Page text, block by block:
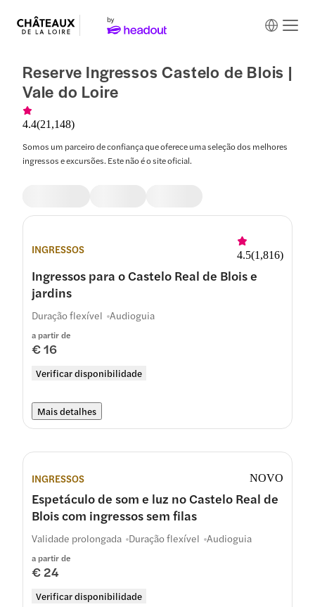
Reserve Ingressos Castelo de Blois |
Vale do Loire
4.4(21,148)
Somos um parceiro de confiança que oferece uma seleção dos melhores
ingressos e excursões. Este não é o site oficial.
INGRESSOS 4.5(1,816)
Ingressos para o Castelo Real de Blois e
jardins
a partir de
€ 16
Verificar disponibilidade
Duração flexível Audioguia
Mais detalhes
INGRESSOS NOVO
Espetáculo de som e luz no Castelo Real de
Blois com ingressos sem filas
a partir de
€ 24
Verificar disponibilidade
Validade prolongada Duração flexível Audioguia